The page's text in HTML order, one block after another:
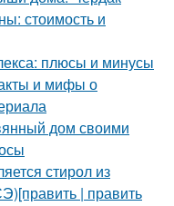
стоимость и
плюсы и минусы
и мифы о
дом своими
стирол из
| править